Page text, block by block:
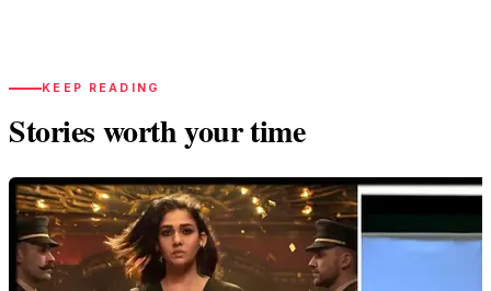
KEEP READING
Stories worth your time